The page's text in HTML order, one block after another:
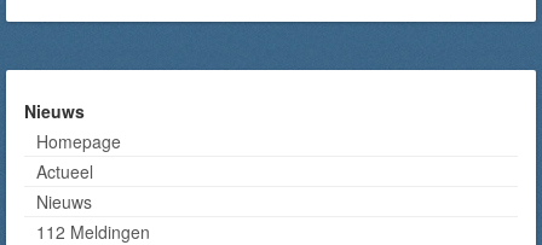
Nieuws
Homepage
Actueel
Nieuws
112 Meldingen